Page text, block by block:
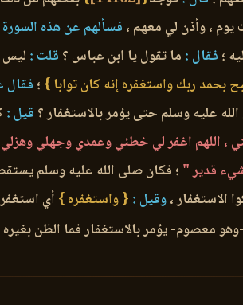
يوم ، وأذن لي معهم ، فسألهم عن هذه
؛ فقال : ما تقول يا ابن عباس ؟ قلت : ليس
بحمد ربك واستغفره إنه كان توابا } ؛فقال
عليه وسلم حتى يؤمر بالاستغفار ؟ قيل :
، اللهم اغفر لي خطئي وعمدي وجهلي
قدير " ؛ فكان صلى الله عليه وسلم
الاستغفار ،وقيل : { واستغفره } أي
معصوم- يؤمر بالاستغفار فما الظن